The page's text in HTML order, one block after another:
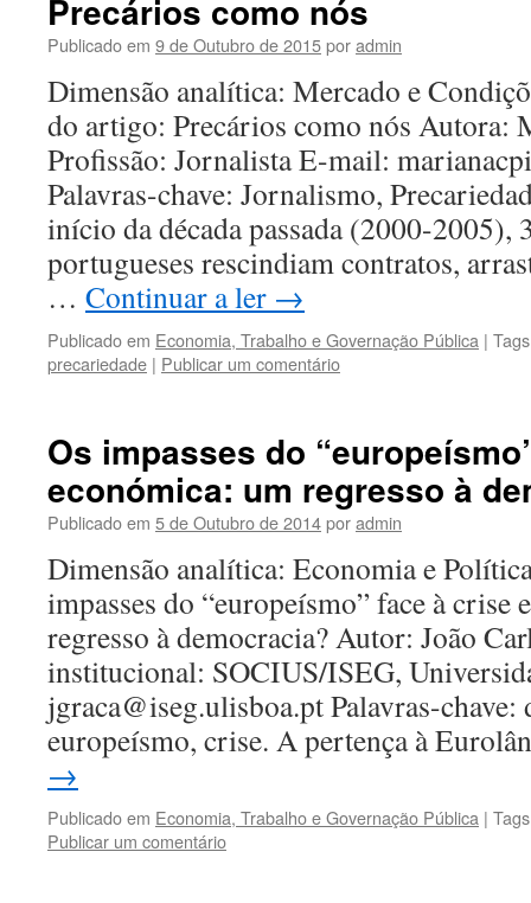
Precários como nós
Publicado em 9 de Outubro de 2015poradmin
Dimensão analítica: Mercado e
do artigo: Precários como nós Autora:
Profissão: Jornalista E-mail:
Palavras-chave: Jornalismo,
início da década passada (2000-2005),
portugueses rescindiam contratos,
… Continuar a ler →
Publicado em Economia, Trabalho e Governação Pública | Tags
precariedade | Publicar um comentário
Os impasses do
económica: um regresso à
Publicado em 5 de Outubro de 2014poradmin
Dimensão analítica: Economia e
impasses do “europeísmo” face à crise
regresso à democracia? Autor: João
institucional: SOCIUS/ISEG,
jgraca@iseg.ulisboa.pt Palavras-chave:
europeísmo, crise. A pertença à
→
Publicado em Economia, Trabalho e Governação Pública | Tags
Publicar um comentário